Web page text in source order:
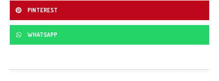
PINTEREST
WHATSAPP